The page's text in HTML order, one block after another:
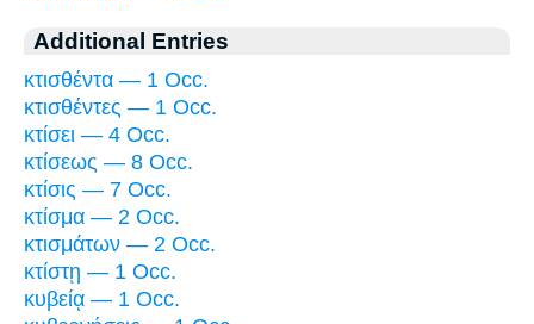
Additional Entries
κτισθέντα — 1 Occ.
κτισθέντες — 1 Occ.
κτίσει — 4 Occ.
κτίσεως — 8 Occ.
κτίσις — 7 Occ.
κτίσμα — 2 Occ.
κτισμάτων — 2 Occ.
κτίστῃ — 1 Occ.
κυβείᾳ — 1 Occ.